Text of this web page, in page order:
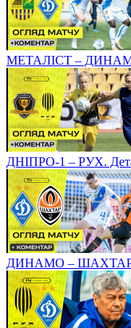
МЕТАЛІСТ – ДИНАМО.
ДНІПРО-1 – РУХ.
ДИНАМО – ШАХТАР.